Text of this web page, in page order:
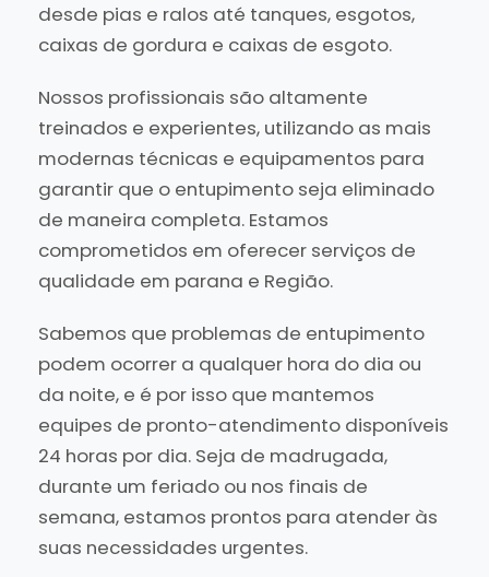
desde pias e ralos até tanques, esgotos,
caixas de gordura e caixas de esgoto.
Nossos profissionais são altamente
treinados e experientes, utilizando as mais
modernas técnicas e equipamentos para
garantir que o entupimento seja eliminado
de maneira completa. Estamos
comprometidos em oferecer serviços de
qualidade em parana e Região.
Sabemos que problemas de entupimento
podem ocorrer a qualquer hora do dia ou
da noite, e é por isso que mantemos
equipes de pronto-atendimento disponíveis
24 horas por dia. Seja de madrugada,
durante um feriado ou nos finais de
semana, estamos prontos para atender às
suas necessidades urgentes.